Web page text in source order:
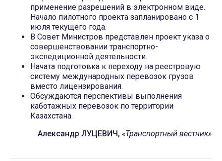
применение разрешений в электронном виде.
Начало пилотного проекта запланировано с 1
июля текущего года.
В Совет Министров представлен проект указа о
совершенствовании транспортно-
экспедиционной деятельности.
Начата подготовка к переходу на реестровую
систему международных перевозок грузов
вместо лицензирования.
Обсуждаются перспективы выполнения
каботажных перевозок по территории
Казахстана.
Александр ЛУЦЕВИЧ, «Транспортный вестник»